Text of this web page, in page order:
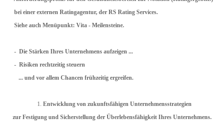
bei einer externen Ratingagentur, der RS Rating Services.
Siehe auch Menüpunkt: Vita - Meilensteine.
- Die Stärken Ihres Unternehmens aufzeigen ...
- Risiken rechtzeitig steuern
... und vor allem Chancen frühzeitig ergreifen.
Entwicklung von zukunftsfähigen Unternehmensstrategien
zur Festigung und Sicherstellung der Überlebensfähigkeit Ihres Unternehmens.